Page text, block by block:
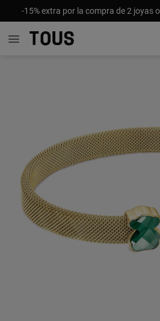
-15% extra por la compra de 2 joyas